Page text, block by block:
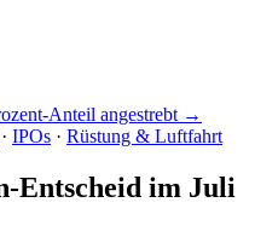
Anteil angestrebt →
· IPOs · Rüstung & Luftfahrt
Entscheid im Juli